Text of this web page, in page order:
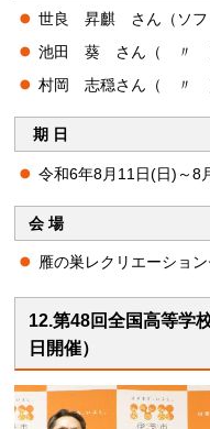
世良 昇麒 さん（ソフ
池田 葵 さん（ 〃
村岡 志穏さん（ 〃
期 日
令和6年8月11日(日)～8
会 場
雁の巣レクリエーション
12.第48回全国高等学
日開催）